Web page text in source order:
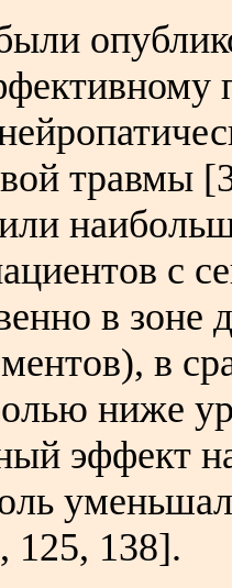
травмы
с
в зоне
в
ниже
эффект
125, 138].